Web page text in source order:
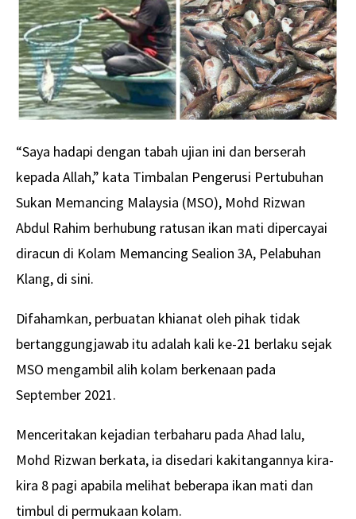
“Saya hadapi dengan tabah ujian ini dan berserah
kepada Allah,” kata Timbalan Pengerusi Pertubuhan
Sukan Memancing Malaysia (MSO), Mohd Rizwan
Abdul Rahim berhubung ratusan ikan mati dipercayai
diracun di Kolam Memancing Sealion 3A, Pelabuhan
Klang, di sini.
Difahamkan, perbuatan khianat oleh pihak tidak
bertanggungjawab itu adalah kali ke-21 berlaku sejak
MSO mengambil alih kolam berkenaan pada
September 2021.
Menceritakan kejadian terbaharu pada Ahad lalu,
Mohd Rizwan berkata, ia disedari kakitangannya kira-
kira 8 pagi apabila melihat beberapa ikan mati dan
timbul di permukaan kolam.